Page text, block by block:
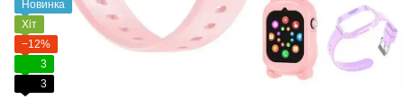
Новинка
Хіт
−12%
3
3